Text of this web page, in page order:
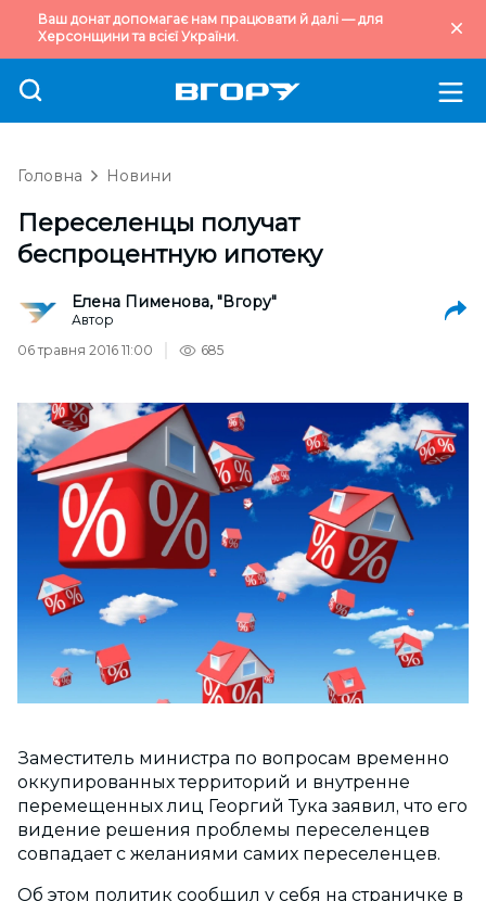
Ваш донат допомагає нам працювати й далі — для
Херсонщини та всієї України.
Головна Новини
Переселенцы получат
беспроцентную ипотеку
Елена Пименова, "Вгору"
Автор
06 травня 2016 11:00
685
Заместитель министра по вопросам временно
оккупированных территорий и внутренне
перемещенных лиц Георгий Тука заявил, что его
видение решения проблемы переселенцев
совпадает с желаниями самих переселенцев.
Об этом политик сообщил у себя на страничке в